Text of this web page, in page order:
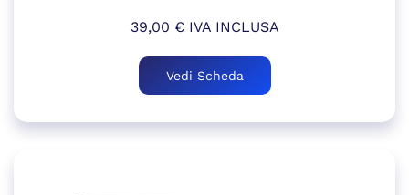
39,00 €IVA INCLUSA
Vedi Scheda